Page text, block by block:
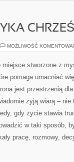
MOŻLIWOŚĆ
miejsce stworzone z
pomaga umacniać
jest przestrzenią
żyją wiarą –
gdy życie stawia
w taki sposób,
pracę, rozmowy,